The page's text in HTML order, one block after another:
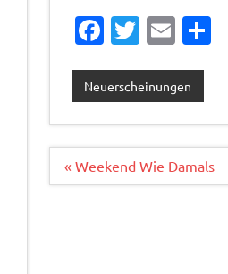
Fa
e
b
o
o
T
it
te
r
E
ai
l
T
n
Neuerscheinungen
Beitragsnavigation
« Weekend Wie Damals